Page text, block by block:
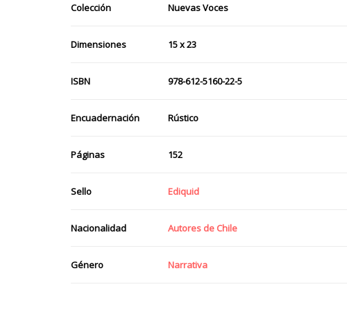
Colección Nuevas Voces
Dimensiones 15 x 23
ISBN 978-612-5160-22-5
Encuadernación Rústico
Páginas 152
Sello Ediquid
Nacionalidad Autores de Chile
Género Narrativa